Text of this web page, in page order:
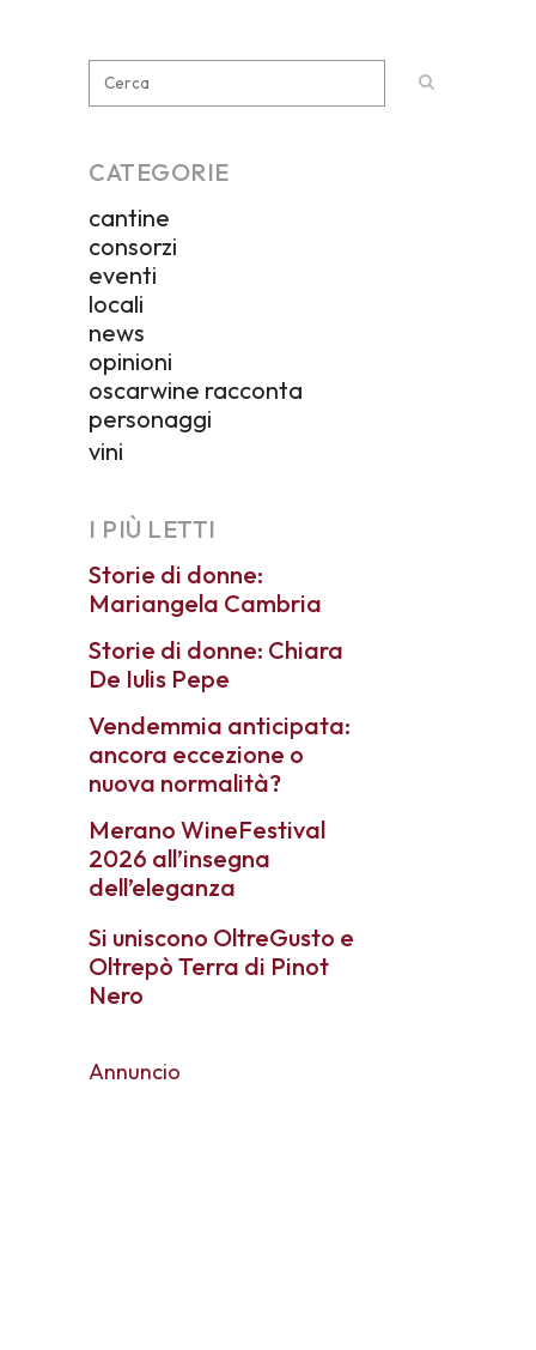
CATEGORIE
cantine
consorzi
eventi
locali
news
opinioni
oscarwine racconta
personaggi
vini
I PIÙ LETTI
Storie di donne:
Mariangela Cambria
Storie di donne: Chiara
De Iulis Pepe
Vendemmia anticipata:
ancora eccezione o
nuova normalità?
Merano WineFestival
2026 all’insegna
dell’eleganza
Si uniscono OltreGusto e
Oltrepò Terra di Pinot
Nero
Annuncio